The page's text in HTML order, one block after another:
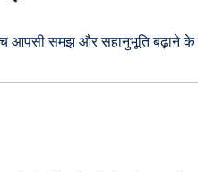
आपसी समझ और सहानुभूति बढ़ाने